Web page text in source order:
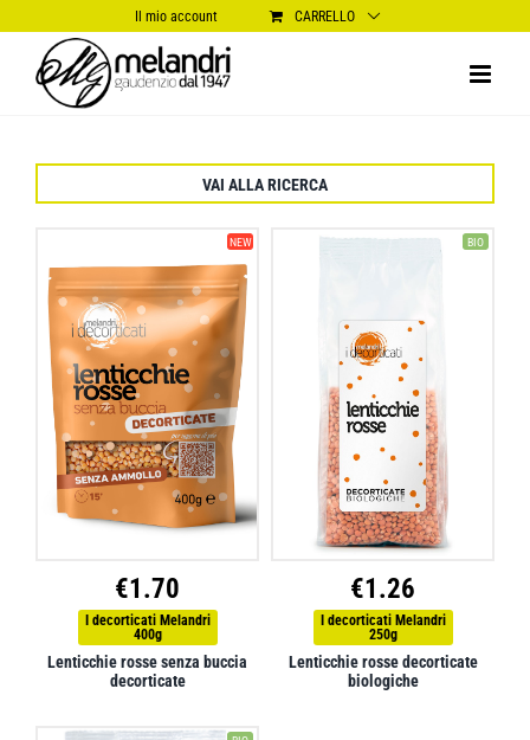
al
contenuto
Il mio account CARRELLO
VAI ALLA RICERCA
NEW
€1.70
I decorticati Melandri
400g
Lenticchie rosse senza buccia
decorticate
BIO
€1.26
I decorticati Melandri
250g
Lenticchie rosse decorticate
biologiche